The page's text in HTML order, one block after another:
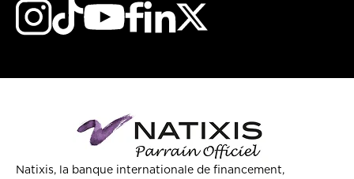
Natixis, la banque internationale de financement,